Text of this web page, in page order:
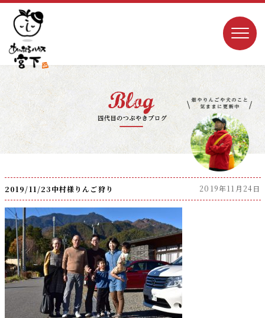
2019/11/23中村様りんご狩り 2019年11月24日